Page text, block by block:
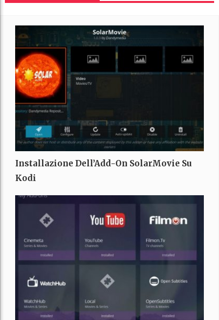
Installazione Dell’Add-On SolarMovie Su
Kodi